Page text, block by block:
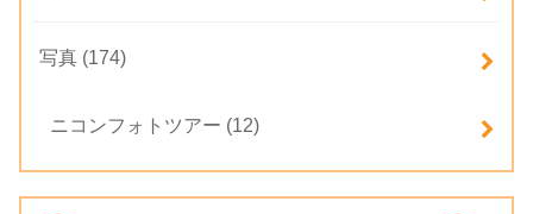
写真 (174)
ニコンフォトツアー (12)